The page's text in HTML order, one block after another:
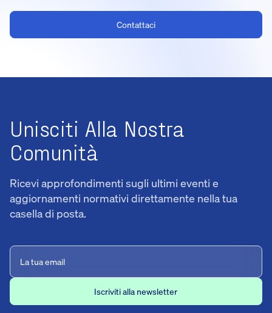
Contattaci
Unisciti Alla Nostra
Comunità
Ricevi approfondimenti sugli ultimi eventi e
aggiornamenti normativi direttamente nella tua
casella di posta.